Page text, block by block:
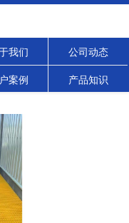
我们 公司动态
案例 产品知识